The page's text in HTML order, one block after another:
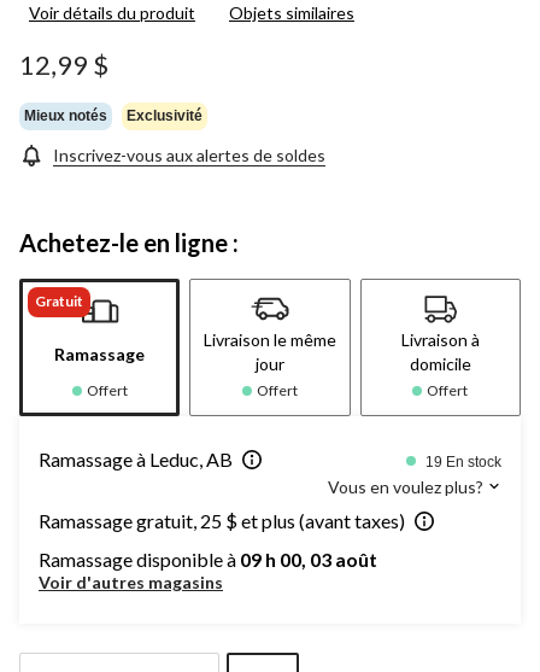
Voir détails du produit Objets similaires
12,99 $
Mieux notés Exclusivité
Inscrivez-vous aux alertes de soldes
Achetez-le en ligne :
Gratuit
Ramassage
Offert
Livraison le même
jour
Offert
Livraison à
domicile
Offert
Ramassage à Leduc, AB 19 En stock
Vous en voulez plus?
Ramassage gratuit, 25 $ et plus (avant taxes)
Ramassage disponible à 09 h 00, 03 août
Voir d'autres magasins